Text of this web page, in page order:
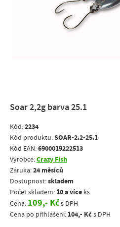
Soar 2,2g barva 25.1
Kód:2234
Kód produktu:SOAR-2.2-25.1
Kód EAN:6900019222513
Výrobce:Crazy Fish
Záruka:24 měsíců
Dostupnost:skladem
Počet skladem: 10 a více ks
Cena: 109,- Kčs DPH
Cena po přihlášení: 104,- Kč s DPH